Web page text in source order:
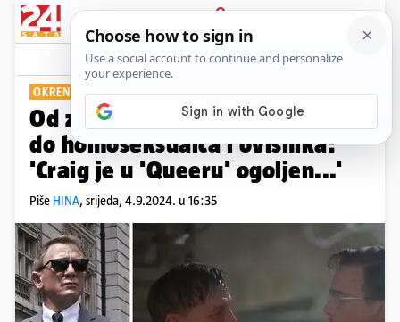
PRIJAVA
Show Komentari
OKRENUO SE NOVOJ ULOZI
Od zavodnika i Jamesa Bonda
do homoseksualca i ovisnika:
'Craig je u 'Queeru' ogoljen...'
Piše HINA, srijeda, 4.9.2024. u 16:35